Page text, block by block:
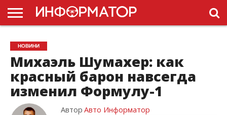
ГОЛОВНА
НОВИНИ
ПДР
УКРАЇНИ
РЕКЛАМА
ПРОЕКТЫ
НОВИНИ
Михаэль Шумахер: как
красный барон навсегда
изменил Формулу-1
Автор Авто Информатор